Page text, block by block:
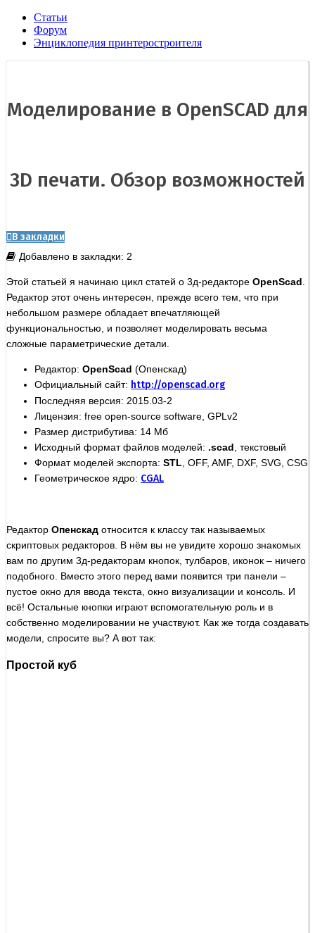
Статьи
Форум
Энциклопедия принтеростроителя
Моделирование в OpenSCAD для
3D печати. Обзор возможностей
В закладки
Добавлено в закладки: 2
Этой статьей я начинаю цикл статей о 3д-редакторе OpenScad
Редактор этот очень интересен, прежде всего тем, что при
небольшом размере обладает впечатляющей
функциональностью, и позволяет моделировать весьма
сложные параметрические детали.
Редактор: OpenScad (Опенскад)
Официальный сайт: http://openscad.org
Последняя версия: 2015.03-2
Лицензия: free open-source software, GPLv2
Размер дистрибутива: 14 Мб
Исходный формат файлов моделей: .scad , текстовый
Формат моделей экспорта: STL , OFF, AMF, DXF, SVG, CSG
Геометрическое ядро: CGAL
Редактор Опенскад относится к классу так называемых
скриптовых редакторов. В нём вы не увидите хорошо знакомых
вам по другим 3д-редакторам кнопок, тулбаров, иконок – ничего
подобного. Вместо этого перед вами появится три панели –
пустое окно для ввода текста, окно визуализации и консоль. И
всё! Остальные кнопки играют вспомогательную роль и в
собственно моделировании не участвуют. Как же тогда создавать
модели, спросите вы? А вот так:
Простой куб